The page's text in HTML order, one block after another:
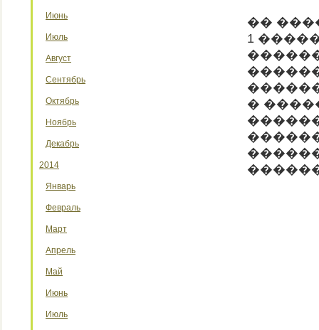
Июнь
Июль
Август
Сентябрь
Октябрь
Ноябрь
Декабрь
2014
Январь
Февраль
Март
Апрель
Май
Июнь
Июль
��
1
�